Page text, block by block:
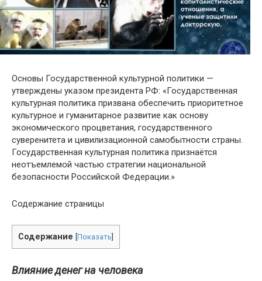
Основы Государственной культурной политики —
утверждены указом президента РФ: «Государственная
культурная политика призвана обеспечить приоритетное
культурное и гуманитарное развитие как основу
экономического процветания, государственного
суверенитета и цивилизационной самобытности страны.
Государственная культурная политика признаётся
неотъемлемой частью стратегии национальной
безопасности Российской Федерации.»
Содержание страницы
Содержание Показать
Влияние денег на человека